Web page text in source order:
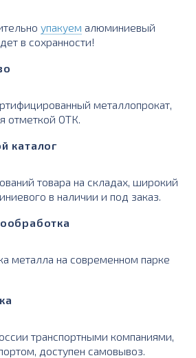
упакуем алюминиевый
в сохранности!
металлопрокат,
отметкой ОТК.
каталог
товара на складах, широкий
в наличии и под заказ.
металла на современном парке
транспортными компаниями,
доступен самовывоз.